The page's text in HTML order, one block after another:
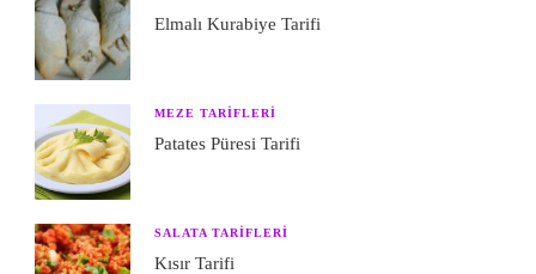
Elmalı Kurabiye Tarifi
MEZE TARIFLERI
Patates Püresi Tarifi
SALATA TARIFLERI
Kısır Tarifi